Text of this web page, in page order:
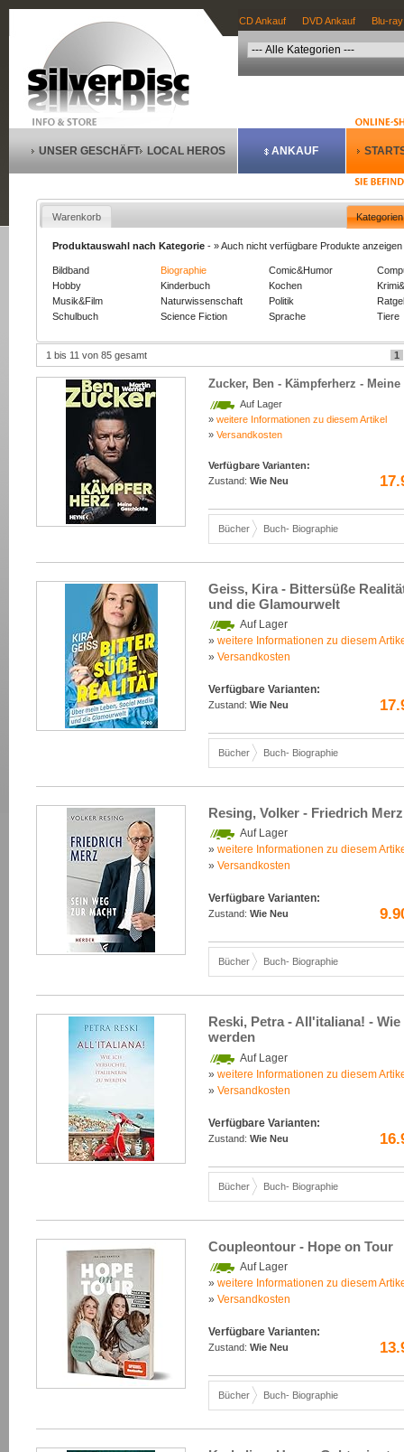
CD Ankauf DVD Ankauf Blu-
UNSER GESCHÄFT LOCAL HEROS ANKAUF
Warenkorb Kategorien
Produktauswahl nach Kategorie -» Auch nicht verfügbare Produkte anzeigen
Bildband Biographie Comic&Humor
Hobby
Kinderbuch Kochen
Musik&Film
Naturwissenschaft Politik
Schulbuch
Science Fiction Sprache Tiere
1 bis 11 von 85 gesamt 1
Zucker, Ben - Kämpferherz -
Auf Lager
» weitere Informationen zu diesem Artikel
» Versandkosten
Verfügbare Varianten:
Zustand: Wie Neu
Bücher Buch- Biographie
Geiss, Kira - Bittersüße
und die Glamourwelt
Auf Lager
» weitere Informationen zu diesem
» Versandkosten
Verfügbare Varianten:
Zustand: Wie Neu
Bücher Buch- Biographie
Resing, Volker - Friedrich
Auf Lager
» weitere Informationen zu diesem
» Versandkosten
Verfügbare Varianten:
Zustand: Wie Neu
Bücher Buch- Biographie
Reski, Petra - All'italiana! -
werden
Auf Lager
» weitere Informationen zu diesem
» Versandkosten
Verfügbare Varianten:
Zustand: Wie Neu
Bücher Buch- Biographie
Coupleontour - Hope on Tour
Auf Lager
» weitere Informationen zu diesem
» Versandkosten
Verfügbare Varianten:
Zustand: Wie Neu
Bücher Buch- Biographie